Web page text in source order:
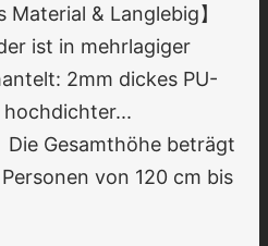
& Langlebig】
ist in mehrlagiger
2mm dickes PU-
Die Gesamthöhe beträgt
von 120 cm bis